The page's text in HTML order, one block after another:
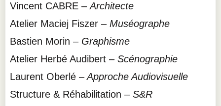
Vincent CABRE –Architecte
Atelier Maciej Fiszer – Muséographe
Bastien Morin – Graphisme
Atelier Herbé Audibert – Scénographie
Laurent Oberlé – Approche Audiovisuelle
Structure & Réhabilitation – S&R